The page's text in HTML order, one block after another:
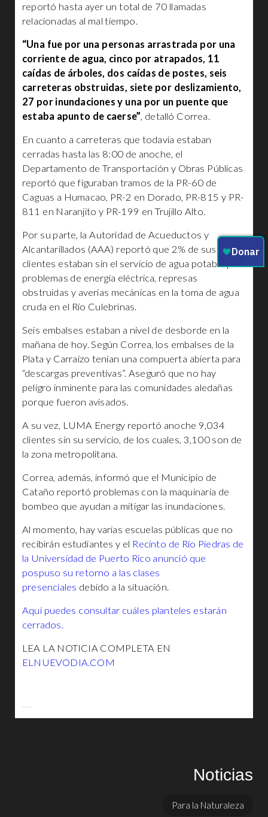
reportó hasta ayer un total de 70 llamadas
relacionadas al mal tiempo.
“Una fue por una personas arrastrada por una
corriente de agua, cinco por atrapados, 11
caídas de árboles, dos caídas de postes, seis
carreteras obstruidas, siete por deslizamiento,
27 por inundaciones y una por un puente que
estaba apunto de caerse”, detalló Correa.
En cuanto a carreteras que todavía estaban
cerradas hasta las 8:00 de anoche, el
Departamento de Transportación y Obras Públicas
reportó que figuraban tramos de la PR-60 de
Caguas a Humacao, PR-2 en Dorado, PR-815 y PR-
811 en Naranjito y PR-199 en Trujillo Alto.
Por su parte, la Autoridad de Acueductos y
Alcantarillados (AAA) reportó que 2% de sus
clientes estaban sin el servicio de agua potable por
problemas de energía eléctrica, represas
obstruidas y averías mecánicas en la toma de agua
cruda en el Río Culebrinas.
Seis embalses estaban a nivel de desborde en la
mañana de hoy. Según Correa, los embalses de la
Plata y Carraízo tenían una compuerta abierta para
“descargas preventivas”. Aseguró que no hay
peligro inminente para las comunidades aledañas
porque fueron avisados.
A su vez, LUMA Energy reportó anoche 9,034
clientes sin su servicio, de los cuales, 3,100 son de
la zona metropolitana.
Correa, además, informó que el Municipio de
Cataño reportó problemas con la maquinaria de
bombeo que ayudan a mitigar las inundaciones.
Al momento, hay varias escuelas públicas que no
recibirán estudiantes y el Recinto de Río Piedras de
la Universidad de Puerto Rico anunció que
pospuso su retorno a las clases
presenciales debido a la situación.
Aquí puedes consultar cuáles planteles estarán
cerrados.
LEA LA NOTICIA COMPLETA EN
ELNUEVODIA.COM
Noticias
Para la Naturaleza